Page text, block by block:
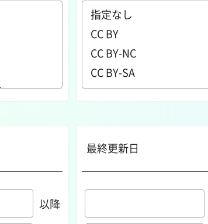
以降
最終更新日